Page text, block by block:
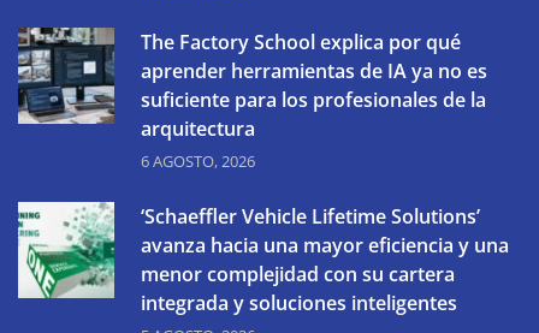
The Factory School explica por qué
aprender herramientas de IA ya no es
suficiente para los profesionales de la
arquitectura
6 AGOSTO, 2026
‘Schaeffler Vehicle Lifetime Solutions’
avanza hacia una mayor eficiencia y una
menor complejidad con su cartera
integrada y soluciones inteligentes